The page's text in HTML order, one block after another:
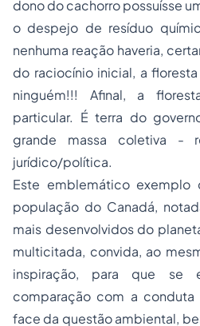
dono do cachorro possuísse
o despejo de resíduo
nenhuma reação haveria,
do raciocínio inicial, a floresta
ninguém!!! Afinal, a
particular. É terra do
grande massa coletiva -
jurídico/política.
Este emblemático exemplo
população do Canadá,
mais desenvolvidos do
multicitada, convida, ao
inspiração, para que se
comparação com a
face da questão ambiental,